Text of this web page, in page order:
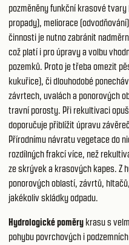
pozměněny funkční krasové
propady), meliorace
činnosti je nutno zabránit
což platí i pro úpravy a volbu
pozemků. Proto je třeba omezit
kukuřice), či dlouhodobé
závrtech, uvalách a ponorových
travní porosty. Při rekultivaci
doporučuje přiblížit úpravu
Přírodnímu návratu vegetace do
rozdílných frakcí více, než
ze skrývek a krasových kapes. Z
ponorových oblastí, závrtů,
jakékoliv skládky odpadu.
Hydrologické poměry krasu s
pohybu povrchových i